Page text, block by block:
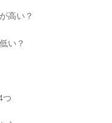
高い？
い？
つ